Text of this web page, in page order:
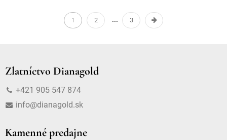
1 2 3
Zlatníctvo Dianagold
+421 905 547 874
info@dianagold.sk
Kamenné predajne